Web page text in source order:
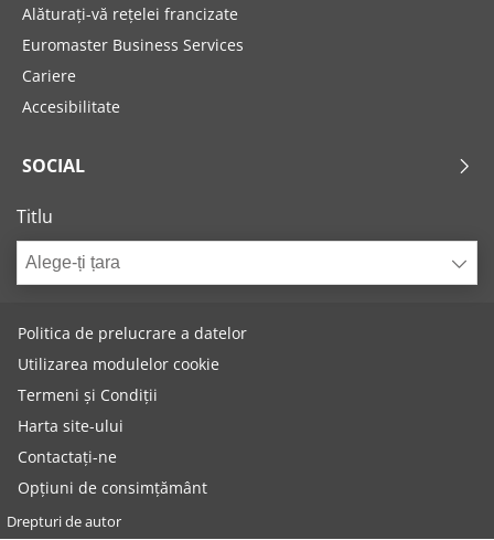
Alăturați-vă rețelei francizate
Euromaster Business Services
Cariere
Accesibilitate
SOCIAL
Titlu
Alege-ți țara
Politica de prelucrare a datelor
Utilizarea modulelor cookie
Termeni și Condiții
Harta site-ului
Contactați-ne
Opțiuni de consimțământ
Drepturi de autor